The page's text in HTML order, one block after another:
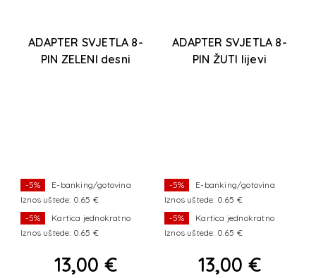
ADAPTER SVJETLA 8-
PIN ZELENI desni
-5%
E-banking/gotovina
Iznos uštede: 0.65 €
-5%
Kartica jednokratno
Iznos uštede: 0.65 €
13,00 €
ADAPTER SVJETLA 8-
PIN ŽUTI lijevi
-5%
E-banking/gotovina
Iznos uštede: 0.65 €
-5%
Kartica jednokratno
Iznos uštede: 0.65 €
13,00 €